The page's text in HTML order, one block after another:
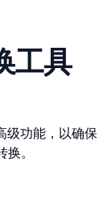
工具
级功能，以确保
。